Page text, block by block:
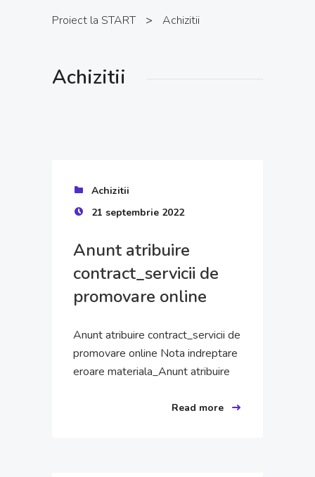
Proiect la START > Achizitii
Achizitii
Achizitii
21 septembrie 2022
Anunt atribuire
contract_servicii de
promovare online
Anunt atribuire contract_servicii de
promovare online Nota indreptare
eroare materiala_Anunt atribuire
Read more